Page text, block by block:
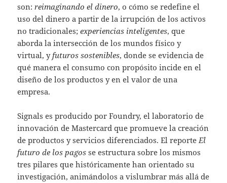
son:reimaginando el dinero, o cómo se redefine el
uso del dinero a partir de la irrupción de los activos
no tradicionales;experiencias inteligentes, que
aborda la intersección de los mundos físico y
virtual, y futuros sostenibles, donde se evidencia de
qué manera el consumo con propósito incide en el
diseño de los productos y en el valor de una
empresa.
Signals es producido por Foundry, el laboratorio de
innovación de Mastercard que promueve la creación
de productos y servicios diferenciados. El reporte El
futuro de los pagos se estructura sobre los mismos
tres pilares que históricamente han orientado su
investigación, animándolos a vislumbrar más allá de